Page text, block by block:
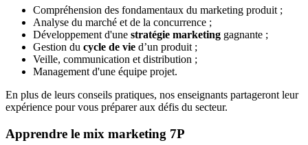
Compréhension des fondamentaux du marketing produit ;
Analyse du marché et de la concurrence ;
Développement d'une stratégie marketing gagnante ;
Gestion du cycle de vie d’un produit ;
Veille, communication et distribution ;
Management d'une équipe projet.
En plus de leurs conseils pratiques, nos enseignants partageront leur
expérience pour vous préparer aux défis du secteur.
Apprendre le mix marketing 7P